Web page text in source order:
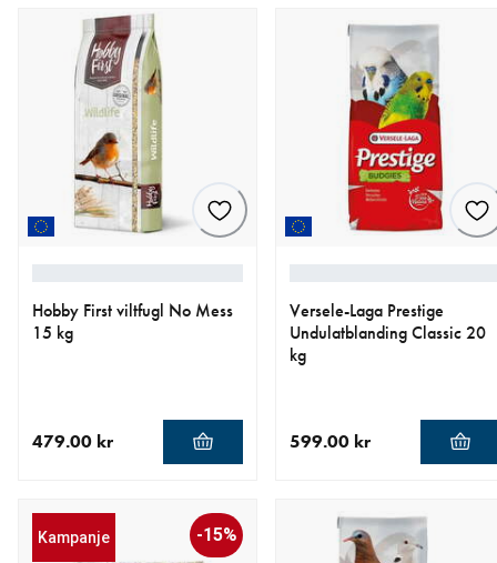
Hobby First viltfugl No Mess
15 kg
479.00 kr
Versele-Laga Prestige
Undulatblanding Classic 20
kg
599.00 kr
Kampanje -15%